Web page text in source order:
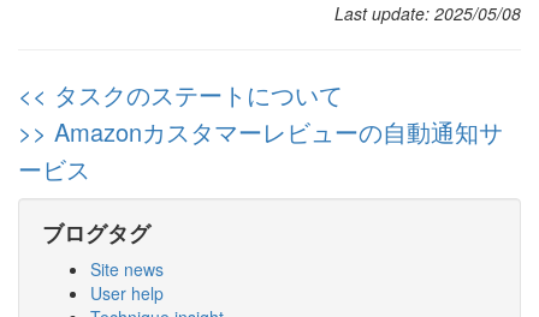
Last update: 2025/05/08
<< タスクのステートについて
>> Amazonカスタマーレビューの自動通知サ
ービス
ブログタグ
Site news
User help